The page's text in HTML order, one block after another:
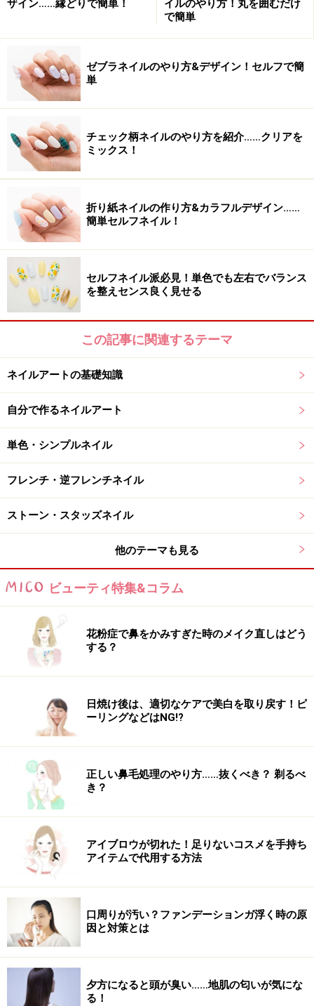
じる物足りなさ……。同系色で明るさの異なる2色を使っ
たマーブルで遊んでみましょう。
ネイルアートレシピを見る
カラーの組み合わせ次第で雰囲気イロイロ
■オリエンタル風を楽しむマーブルアート
根元に作る深フレンチとマーブルを組合わせたデザイン
です。洋風でも和風でもない、ちょっぴりエキゾチック
な雰囲気さえ感じさせるマーブルデザインを楽しみまし
ょう。
→ネイルアートレシピを見る
華麗なるピーコックとはどんなネイル？
■ゴージャス！ 華麗なピーコックアート
このネイルアートは一直線がポイントです。このアート
をマスターすると、個性的で美しいアートが自由自在に
→ネイルアートレシピを見る
い。
※個人の体質、また、誤った方法による実践に起因して肌荒れや
不調を引き起こす場合があります。実践の際には、必ず自身の体
質及び健康状態を十分に考慮し、正しい方法で行ってください。
また、全ての方への有効性を保証するものではありません。
【編集部おすすめの購入サイト】
Amazonでネイルグッズをチェック！
楽天市場でネイルアート用品をチェック！
ザイン……縁どりで簡単！
イルのやり方！丸を囲むだけ
で簡単
ゼブラネイルのやり方&デザイン！セルフで簡
単
チェック柄ネイルのやり方を紹介……クリアを
ミックス！
折り紙ネイルの作り方&カラフルデザイン……
簡単セルフネイル！
セルフネイル派必見！単色でも左右でバランス
を整えセンス良く見せる
この記事に関連するテーマ
ネイルアートの基礎知識
自分で作るネイルアート
単色・シンプルネイル
フレンチ・逆フレンチネイル
ストーン・スタッズネイル
他のテーマも見る
ビューティ特集&コラム
花粉症で鼻をかみすぎた時のメイク直しはどう
する？
日焼け後は、適切なケアで美白を取り戻す！ピ
ーリングなどはNG!?
正しい鼻毛処理のやり方……抜くべき？ 剃るべ
き？
アイブロウが切れた！足りないコスメを手持ち
アイテムで代用する方法
口周りが汚い？ファンデーションガ浮く時の原
因と対策とは
夕方になると頭が臭い……地肌の匂いが気にな
る！